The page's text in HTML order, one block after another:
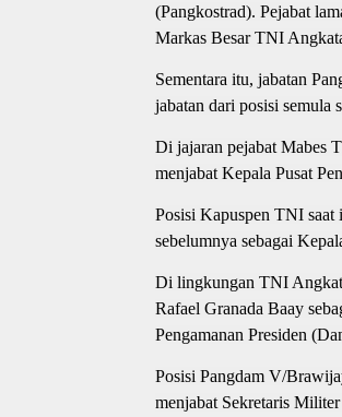
(Pangkostrad). Pejabat
Markas Besar TNI
Sementara itu, jabatan
jabatan dari posisi semula
Di jajaran pejabat Mabes
menjabat Kepala Pusat
Posisi Kapuspen TNI
sebelumnya sebagai
Di lingkungan TNI
Rafael Granada Baay
Pengamanan Presiden
Posisi Pangdam V/
menjabat Sekretaris